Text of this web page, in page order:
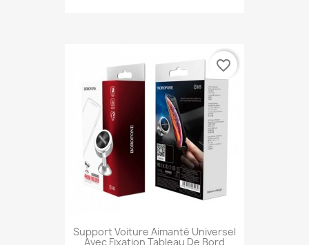
Support Voiture Aimanté Universel
Avec Fixation Tableau De Bord
favorite_border